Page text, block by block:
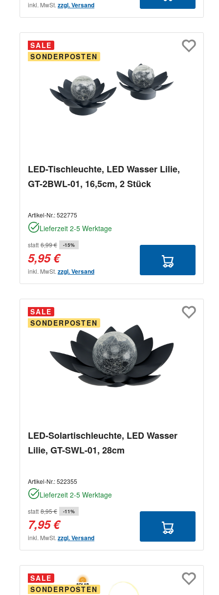
inkl. MwSt. zzgl. Versand
SALE
SONDERPOSTEN
LED-Tischleuchte, LED Wasser Lilie,
GT-2BWL-01, 16,5cm, 2 Stück
Artikel-Nr.:522775
Lieferzeit 2-5 Werktage
statt 6,99 € -15%
5,95 €
inkl. MwSt. zzgl. Versand
SALE
SONDERPOSTEN
LED-Solartischleuchte, LED Wasser
Lilie, GT-SWL-01, 28cm
Artikel-Nr.:522355
Lieferzeit 2-5 Werktage
statt 8,95 € -11%
7,95 €
inkl. MwSt. zzgl. Versand
SALE
SONDERPOSTEN